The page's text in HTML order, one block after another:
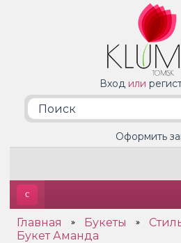
Вход или
Оформить
Главная » Букеты »
Букет Аманда